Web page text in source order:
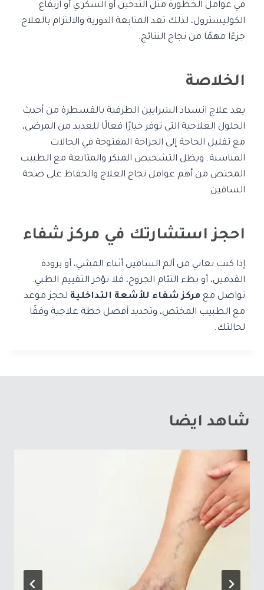
في عوامل الخطورة مثل التدخين أو السكري أو ارتفاع
الكوليسترول، لذلك تعد المتابعة الدورية والالتزام بالعلاج
جزءًا مهمًا من نجاح النتائج.
الخلاصة
يعد علاج انسداد الشرايين الطرفية بالقسطرة من أحدث
الحلول العلاجية التي توفر خيارًا فعالًا للعديد من المرضى،
مع تقليل الحاجة إلى الجراحة المفتوحة في الحالات
المناسبة. ويظل التشخيص المبكر والمتابعة مع الطبيب
المختص من أهم عوامل نجاح العلاج والحفاظ على صحة
الساقين.
احجز استشارتك في مركز شفاء
إذا كنت تعاني من ألم الساقين أثناء المشي، أو برودة
القدمين، أو بطء التئام الجروح، فلا تؤخر التقييم الطبي.
تواصل مع مركز شفاء للأشعة التداخلية لحجز موعد
مع الطبيب المختص، وتحديد أفضل خطة علاجية وفقًا
لحالتك.
شاهد ايضا